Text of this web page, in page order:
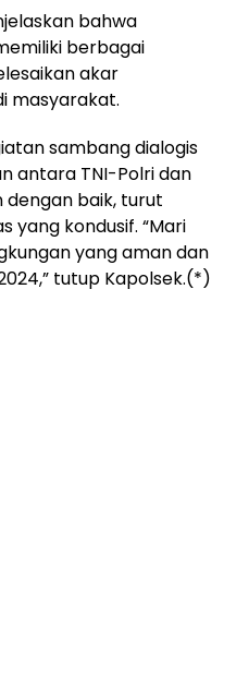
bahwa
berbagai
akar
masyarakat.
sambang dialogis
antara TNI-Polri dan
baik, turut
yang kondusif. “Mari
yang aman dan
tutup Kapolsek.(*)